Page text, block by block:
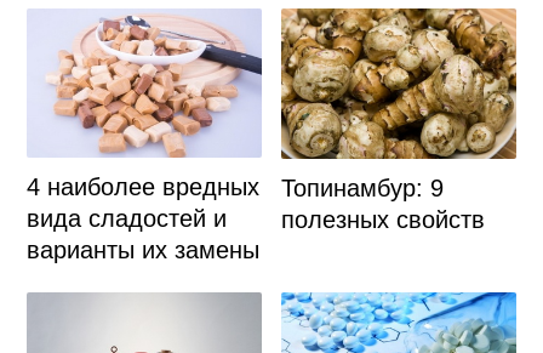
4 наиболее вредных
вида сладостей и
варианты их замены
Топинамбур: 9
полезных свойств